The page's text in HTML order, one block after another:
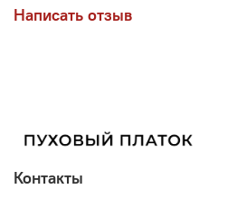
Написать отзыв
Контакты